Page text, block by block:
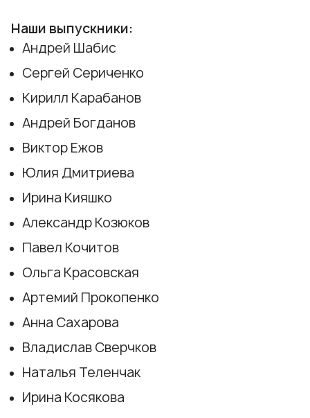
Наши выпускники:
Андрей Шабис
Сергей Сериченко
Кирилл Карабанов
Андрей Богданов
Виктор Ежов
Юлия Дмитриева
Ирина Кияшко
Александр Козюков
Павел Кочитов
Ольга Красовская
Артемий Прокопенко
Анна Сахарова
Владислав Сверчков
Наталья Теленчак
Ирина Косякова